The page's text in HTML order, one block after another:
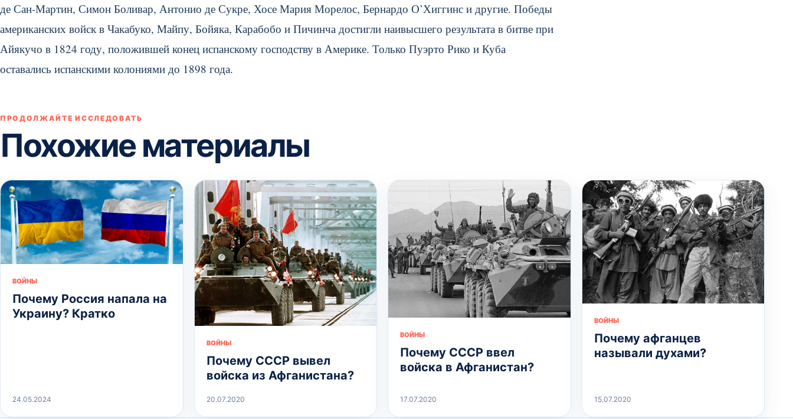
де Сан-Мартин, Симон Боливар, Антонио де Сукре, Хосе Мария Морелос, Бернардо О’Хиггинс и другие. Победы
американских войск в Чакабуко, Майпу, Бойяка, Карабобо и Пичинча достигли наивысшего результата в битве при
Айякучо в 1824 году, положившей конец испанскому господству в Америке. Только Пуэрто Рико и Куба
оставались испанскими колониями до 1898 года.
ПРОДОЛЖАЙТЕ ИССЛЕДОВАТЬ
Похожие материалы
ВОЙНЫ
Почему Россия напала на
Украину? Кратко
24.05.2024
ВОЙНЫ
Почему СССР вывел
войска из Афганистана?
20.07.2020
ВОЙНЫ
Почему СССР ввел
войска в Афганистан?
17.07.2020
ВОЙНЫ
Почему афганцев
называли духами?
15.07.2020